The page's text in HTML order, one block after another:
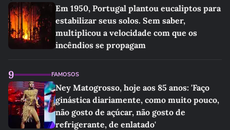
Em 1950, Portugal plantou eucaliptos para
estabilizar seus solos. Sem saber,
multiplicou a velocidade com que os
incêndios se propagam
9 FAMOSOS
Ney Matogrosso, hoje aos 85 anos: 'Faço
ginástica diariamente, como muito pouco,
não gosto de açúcar, não gosto de
refrigerante, de enlatado'